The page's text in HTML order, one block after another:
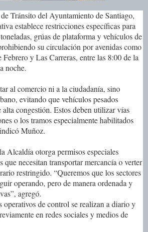
Tránsito del Ayuntamiento de Santiago,
establece restricciones específicas para
grúas de plataforma y vehículos de
su circulación por avenidas como
Febrero y Las Carreras, entre las 8:00 de la
noche.
al comercio ni a la ciudadanía, sino
evitando que vehículos pesados
congestión. Estos deben utilizar vías
o los tramos especialmente habilitados
Muñoz.
Alcaldía otorga permisos especiales
que necesitan transportar mercancía o verter
restringido. “Queremos que los sectores
operando, pero de manera ordenada y
agregó.
operativos de control se realizan a diario y
en redes sociales y medios de